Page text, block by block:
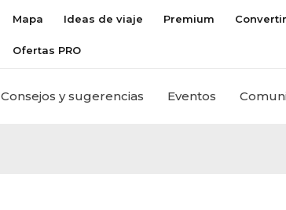
Mapa Ideas de viaje Premium
Ofertas PRO
Consejos y sugerencias Eventos